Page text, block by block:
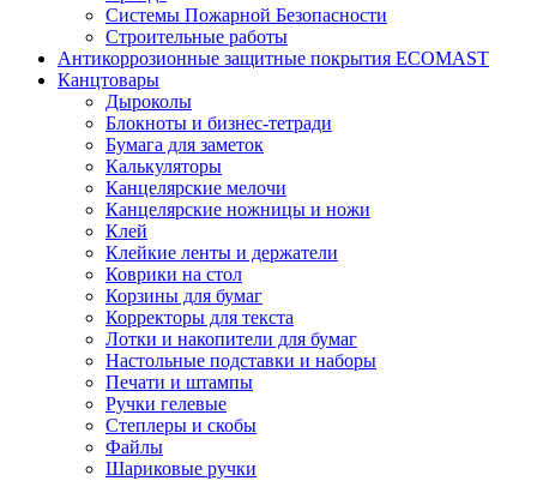
Системы Пожарной Безопасности
Строительные работы
Антикоррозионные защитные покрытия ECOMAST
Канцтовары
Дыроколы
Блокноты и бизнес-тетради
Бумага для заметок
Калькуляторы
Канцелярские мелочи
Канцелярские ножницы и ножи
Клей
Клейкие ленты и держатели
Коврики на стол
Корзины для бумаг
Корректоры для текста
Лотки и накопители для бумаг
Настольные подставки и наборы
Печати и штампы
Ручки гелевые
Степлеры и скобы
Файлы
Шариковые ручки